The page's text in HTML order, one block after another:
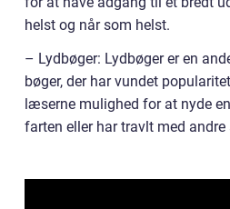
helst og når som helst.
– Lydbøger: Lydbøger er en
bøger, der har vundet
læserne mulighed for at nyde
farten eller har travlt med andre